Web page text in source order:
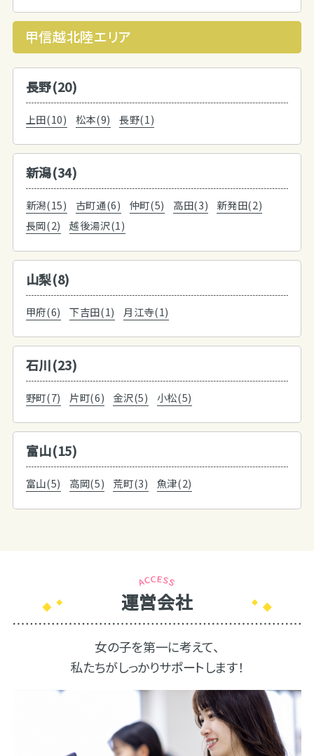
甲信越北陸エリア
長野(20)
上田(10) 松本(9) 長野(1)
新潟(34)
新潟(15) 古町通(6) 仲町(5) 高田(3)
新発田(2)
長岡(2)
越後湯沢(1)
山梨(8)
甲府(6) 下吉田(1) 月江寺(1)
石川(23)
野町(7) 片町(6) 金沢(5) 小松(5)
富山(15)
富山(5) 高岡(5) 荒町(3) 魚津(2)
運営会社
女の子を第一に考えて、
私たちがしっかりサポートします！